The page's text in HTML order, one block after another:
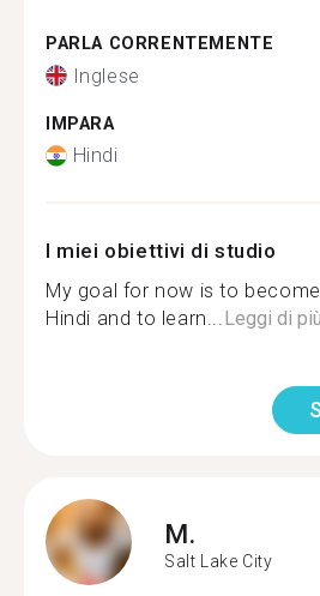
PARLA CORRENTEMENTE
Inglese
IMPARA
Hindi
I miei obiettivi di studio
My goal for now is to
Hindi and to learn...Leggi di più
M.
Salt Lake City